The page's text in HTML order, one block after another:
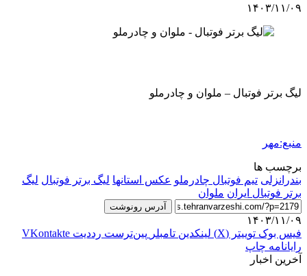
۱۴۰۳/۱۱/۰۹
لیگ برتر فوتبال – ملوان و چادرملو
منبع:مهر
برچسب ها
بندرانزلی تیم فوتبال چادرملو عکس استانها لیگ برتر فوتبال لیگ
برتر فوتبال ایران ملوان
آدرس رونوشت
۱۴۰۳/۱۱/۰۹
فیس بوک توییتر (X) لینکدین ‫تامبلر ‫پین‌ترست ‫رددیت ‫VKontakte
رایانامه چاپ
آخرین اخبار